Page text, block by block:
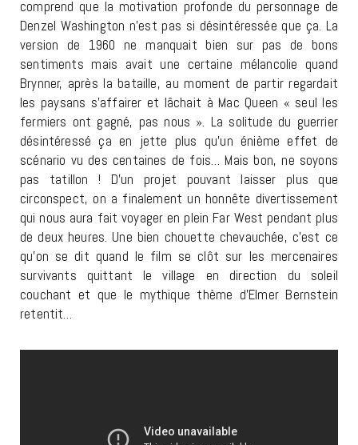
comprend que la motivation profonde du personnage de
Denzel Washington n’est pas si désintéressée que ça. La
version de 1960 ne manquait bien sur pas de bons
sentiments mais avait une certaine mélancolie quand
Brynner, après la bataille, au moment de partir regardait
les paysans s’affairer et lâchait à Mac Queen « seul les
fermiers ont gagné, pas nous ». La solitude du guerrier
désintéressé ça en jette plus qu’un énième effet de
scénario vu des centaines de fois… Mais bon, ne soyons
pas tatillon ! D’un projet pouvant laisser plus que
circonspect, on a finalement un honnête divertissement
qui nous aura fait voyager en plein Far West pendant plus
de deux heures. Une bien chouette chevauchée, c’est ce
qu’on se dit quand le film se clôt sur les mercenaires
survivants quittant le village en direction du soleil
couchant et que le mythique thème d’Elmer Bernstein
retentit…